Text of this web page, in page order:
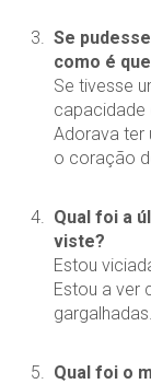
Se
como é
Se tivesse
capacidade
Adorava ter
o coração
Qual foi a
viste?
Estou
Estou a ver
Qual foi o